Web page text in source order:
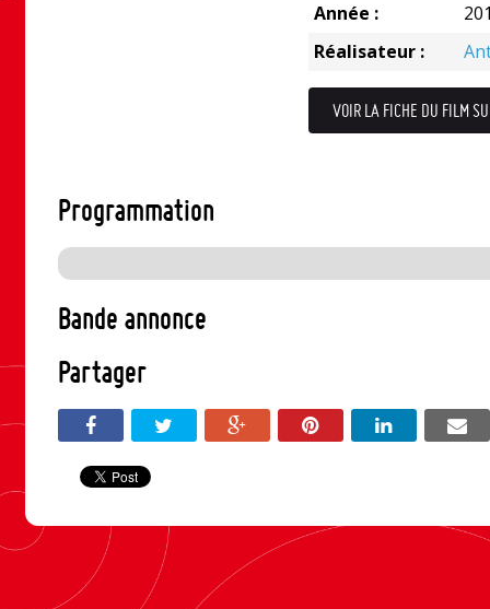
Année :
Réalisateur :
VOIR LA FICHE DU FILM
Programmation
Bande annonce
Partager